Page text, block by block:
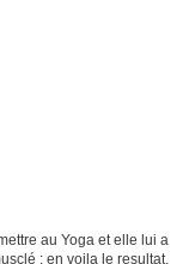
au Yoga et elle lui a
: en voila le resultat,